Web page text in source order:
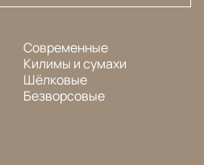
Современные
Килимы и сумахи
Шёлковые
Безворсовые